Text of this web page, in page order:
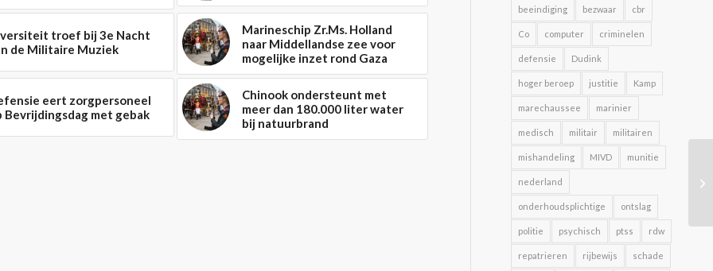
troef bij 3e Nacht
de Militaire Muziek
Marineschip Zr.Ms. Holland
naar Middellandse zee voor
mogelijke inzet rond Gaza
eert zorgpersoneel
Bevrijdingsdag met gebak
Chinook ondersteunt met
meer dan 180.000 liter water
bij natuurbrand
beeindiging bezwaar cbr
Co computer criminelen
defensie Dudink
hoger beroep justitie Kamp
marechaussee marinier
medisch militair militairen
mishandeling MIVD munitie
nederland
onderhoudsplichtige ontslag
politie psychisch ptss rdw
repatrieren rijbewijs schade